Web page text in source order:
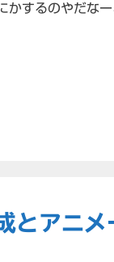
するのやだなー
アニメ